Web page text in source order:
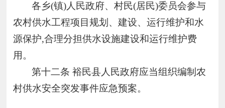
各乡(镇)人民政府、村民(居民)委员会参与
农村供水工程项目规划、建设、运行维护和水
源保护,合理分担供水设施建设和运行维护费
用。
第十二条 裕民县人民政府应当组织编制农
村供水安全突发事件应急预案。